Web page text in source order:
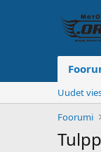
Uudet
Foorumi